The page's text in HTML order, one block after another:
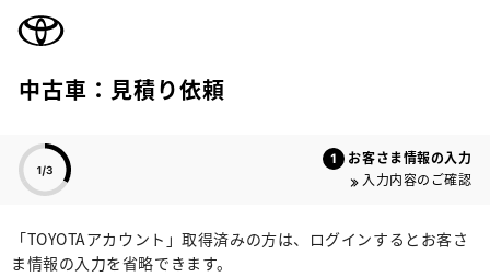
中古車：見積り依頼
お客さま情報の入力
入力内容のご確認
「TOYOTAアカウント」取得済みの方は、ログインするとお客さ
ま情報の入力を省略できます。